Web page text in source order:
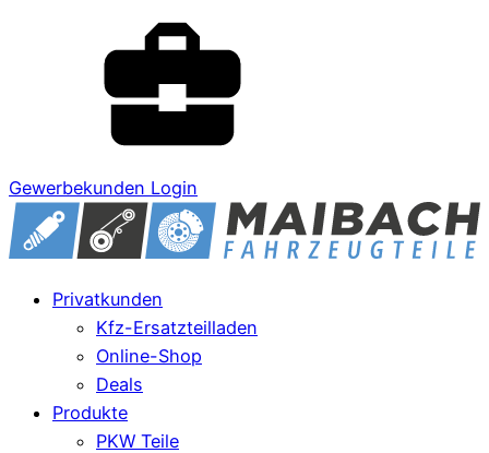
Gewerbekunden Login
Privatkunden
Kfz-Ersatzteilladen
Online-Shop
Deals
Produkte
PKW Teile